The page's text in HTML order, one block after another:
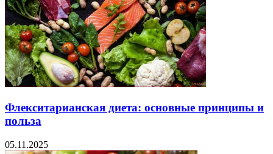
Флекситарианская диета: основные принципы и
польза
05.11.2025